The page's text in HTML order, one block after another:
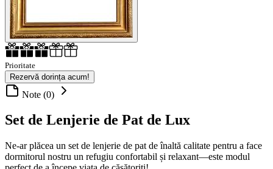
Prioritate
Rezervă dorința acum!
Note (0)
Set de Lenjerie de Pat de Lux
Ne-ar plăcea un set de lenjerie de pat de înaltă calitate pentru a face
dormitorul nostru un refugiu confortabil și relaxant—este modul